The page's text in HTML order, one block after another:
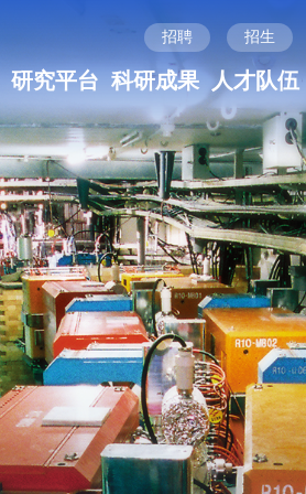
招聘 招生
研究平台 科研成果 人才队伍